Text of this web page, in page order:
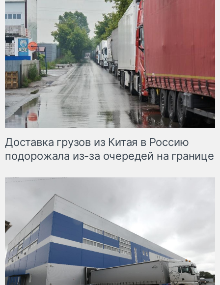
Доставка грузов из Китая в Россию
подорожала из-за очередей на границе